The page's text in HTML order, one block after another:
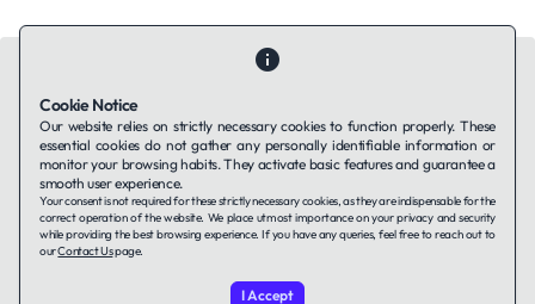
Contact UsAbout UsCompanies using TAFFinPrivacy Policy
Terms of Service
LinkedIn
© 2026 TAFFin.Tech. All rights reserved.
Cookie Notice
Our website relies on strictly necessary cookies to function properly. These
essential cookies do not gather any personally identifiable information or
monitor your browsing habits. They activate basic features and guarantee a
smooth user experience.
Your consent is not required for these strictly necessary cookies, as they are indispensable for the
correct operation of the website. We place utmost importance on your privacy and security
while providing the best browsing experience. If you have any queries, feel free to reach out to
ourContact Uspage.
I Accept